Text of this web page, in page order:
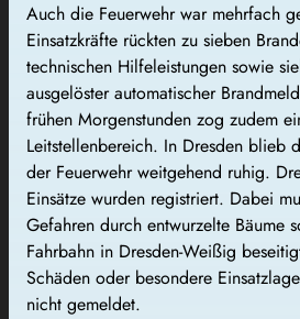
Auch die Feuerwehr war mehrfach
Einsatzkräfte rückten zu sieben
technischen Hilfeleistungen sowie
ausgelöster automatischer
frühen Morgenstunden zog zudem
Leitstellenbereich. In Dresden blieb
der Feuerwehr weitgehend ruhig.
Einsätze wurden registriert. Dabei
Gefahren durch entwurzelte Bäume
Fahrbahn in Dresden-Weißig
Schäden oder besondere
nicht gemeldet.